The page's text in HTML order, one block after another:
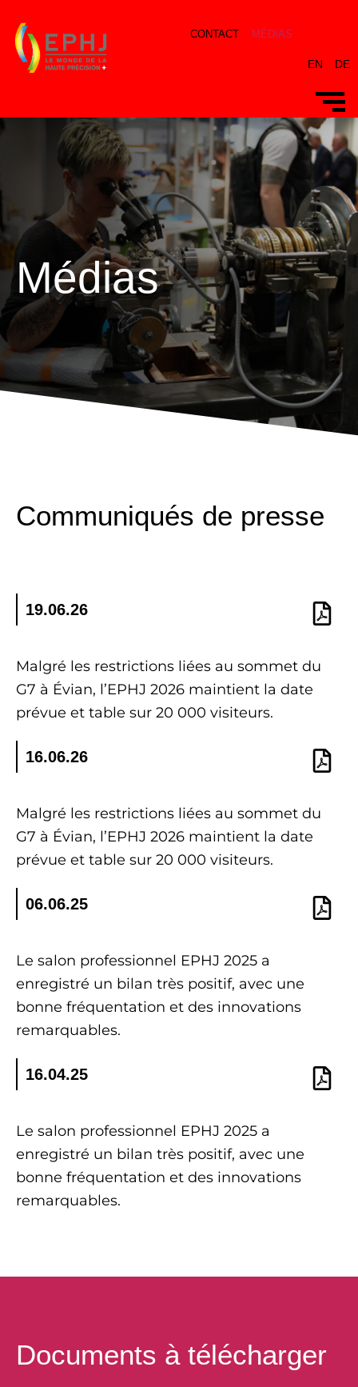
CONTACT MÉDIAS
EN DE
Médias
Communiqués de presse
19.06.26
Malgré les restrictions liées au sommet du
G7 à Évian, l’EPHJ 2026 maintient la date
prévue et table sur 20 000 visiteurs.
16.06.26
Malgré les restrictions liées au sommet du
G7 à Évian, l’EPHJ 2026 maintient la date
prévue et table sur 20 000 visiteurs.
06.06.25
Le salon professionnel EPHJ 2025 a
enregistré un bilan très positif, avec une
bonne fréquentation et des innovations
remarquables.
16.04.25
Le salon professionnel EPHJ 2025 a
enregistré un bilan très positif, avec une
bonne fréquentation et des innovations
remarquables.
Documents à télécharger